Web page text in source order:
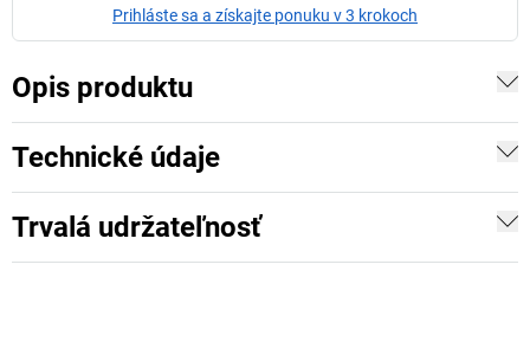
Prihláste sa a získajte ponuku v 3 krokoch
Opis produktu
Technické údaje
Trvalá udržateľnosť